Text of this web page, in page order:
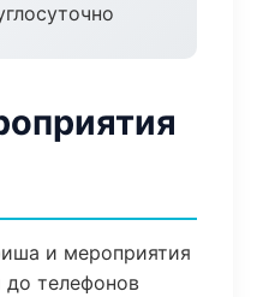
и мероприятия
телефонов